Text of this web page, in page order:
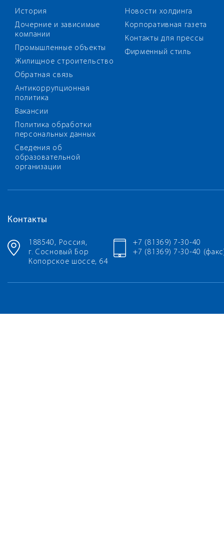
История
Дочерние и зависимые
компании
Промышленные объекты
Жилищное строительство
Обратная связь
Антикоррупционная
политика
Вакансии
Политика обработки
персональных данных
Сведения об
образовательной
организации
Новости холдинга
Корпоративная газета
Контакты для прессы
Фирменный стиль
Контакты
188540, Россия,
г. Сосновый Бор
Копорское шоссе, 64
+7 (81369) 7-30-40
+7 (81369) 7-30-40